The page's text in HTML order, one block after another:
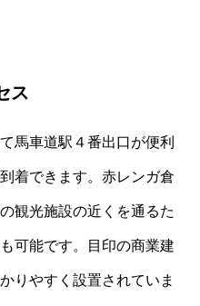
ス
馬車道駅４番出口が便利
着できます。赤レンガ倉
観光施設の近くを通るた
可能です。目印の商業建
りやすく設置されていま